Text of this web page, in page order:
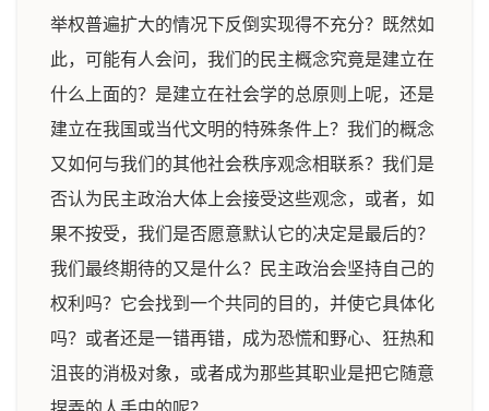
举权普遍扩大的情况下反倒实现得不充分？既然如
此，可能有人会问，我们的民主概念究竟是建立在
什么上面的？是建立在社会学的总原则上呢，还是
建立在我国或当代文明的特殊条件上？我们的概念
又如何与我们的其他社会秩序观念相联系？我们是
否认为民主政治大体上会接受这些观念，或者，如
果不按受，我们是否愿意默认它的决定是最后的？
我们最终期待的又是什么？民主政治会坚持自己的
权利吗？它会找到一个共同的目的，并使它具体化
吗？或者还是一错再错，成为恐慌和野心、狂热和
沮丧的消极对象，或者成为那些其职业是把它随意